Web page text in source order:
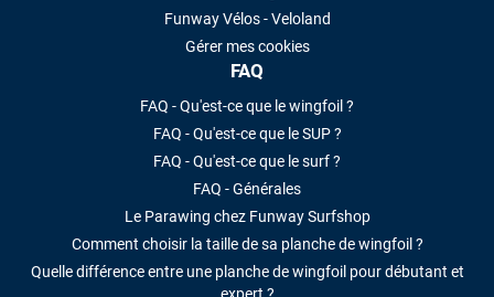
Funway Vélos - Veloland
Gérer mes cookies
FAQ
FAQ - Qu'est-ce que le wingfoil ?
FAQ - Qu'est-ce que le SUP ?
FAQ - Qu'est-ce que le surf ?
FAQ - Générales
Le Parawing chez Funway Surfshop
Comment choisir la taille de sa planche de wingfoil ?
Quelle différence entre une planche de wingfoil pour débutant et